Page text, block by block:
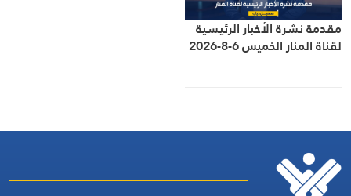
مقدمة نشرة الأخبار الرئيسية
لقناة المنار الخميس 6-8-2026